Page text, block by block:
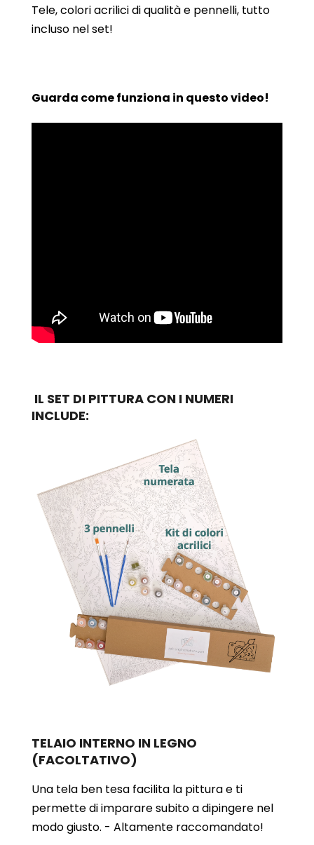
Tele, colori acrilici di qualità e pennelli, tutto
incluso nel set!
Guarda come funziona in questo video!
IL SET DI PITTURA CON I NUMERI
INCLUDE:
TELAIO INTERNO IN LEGNO
(FACOLTATIVO)
Una tela ben tesa facilita la pittura e ti
permette di imparare subito a dipingere nel
modo giusto. - Altamente raccomandato!